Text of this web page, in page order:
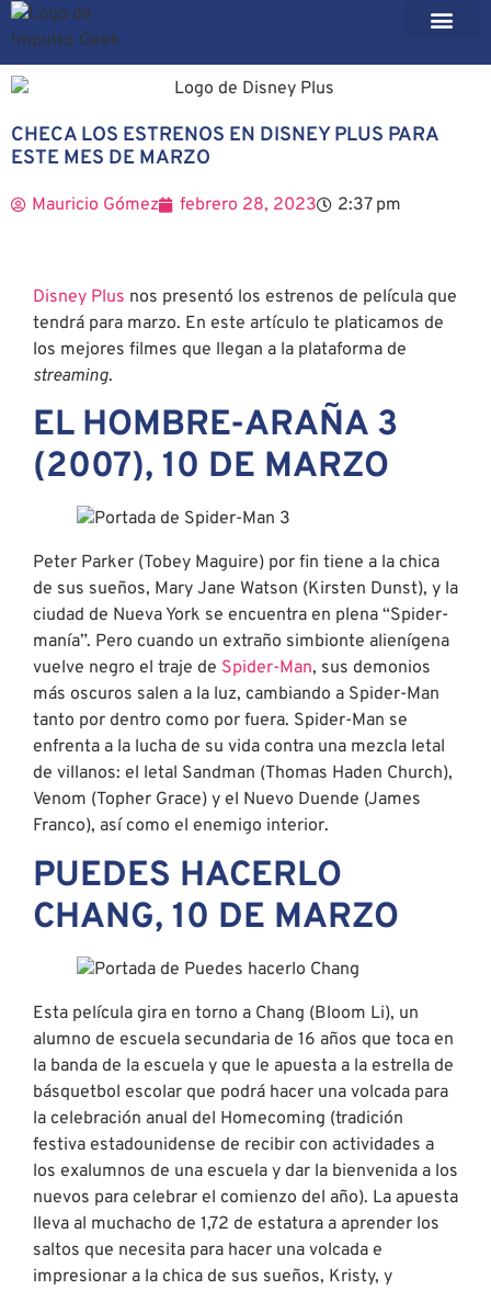
CHECA LOS ESTRENOS EN DISNEY PLUS PARA
ESTE MES DE MARZO
Mauricio Gómez febrero 28, 2023 2:37 pm
Disney Plus nos presentó los estrenos de película que
tendrá para marzo. En este artículo te platicamos de
los mejores filmes que llegan a la plataforma de
streaming.
EL HOMBRE-ARAÑA 3
(2007), 10 DE MARZO
Peter Parker (Tobey Maguire) por fin tiene a la chica
de sus sueños, Mary Jane Watson (Kirsten Dunst), y la
ciudad de Nueva York se encuentra en plena “Spider-
manía”. Pero cuando un extraño simbionte alienígena
vuelve negro el traje de Spider-Man, sus demonios
más oscuros salen a la luz, cambiando a Spider-Man
tanto por dentro como por fuera. Spider-Man se
enfrenta a la lucha de su vida contra una mezcla letal
de villanos: el letal Sandman (Thomas Haden Church),
Venom (Topher Grace) y el Nuevo Duende (James
Franco), así como el enemigo interior.
PUEDES HACERLO
CHANG, 10 DE MARZO
Esta película gira en torno a Chang (Bloom Li), un
alumno de escuela secundaria de 16 años que toca en
la banda de la escuela y que le apuesta a la estrella de
básquetbol escolar que podrá hacer una volcada para
la celebración anual del Homecoming (tradición
festiva estadounidense de recibir con actividades a
los exalumnos de una escuela y dar la bienvenida a los
nuevos para celebrar el comienzo del año). La apuesta
lleva al muchacho de 1,72 de estatura a aprender los
saltos que necesita para hacer una volcada e
impresionar a la chica de sus sueños, Kristy, y